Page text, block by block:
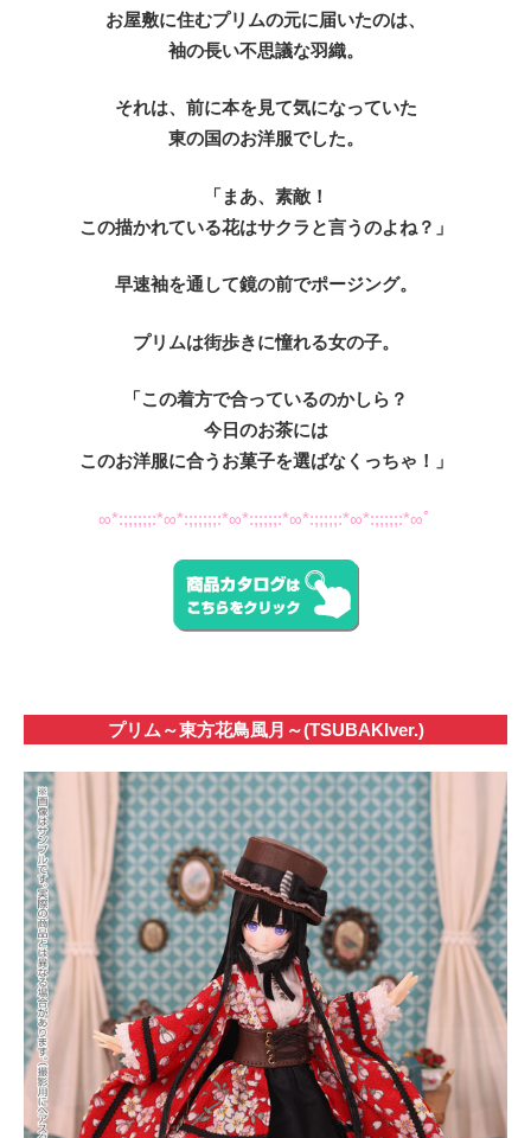
お屋敷に住むプリムの元に届いたのは、
袖の長い不思議な羽織。
それは、前に本を見て気になっていた
東の国のお洋服でした。
「まあ、素敵！
この描かれている花はサクラと言うのよね？」
早速袖を通して鏡の前でポージング。
プリムは街歩きに憧れる女の子。
「この着方で合っているのかしら？
今日のお茶には
このお洋服に合うお菓子を選ばなくっちゃ！」
∞*:;;;;;;:*∞*:;;;;;;:*∞*:;;;;;:*∞*:;;;;;:*∞*:;;;;;:*∞ﾟ
プリム～東方花鳥風月～(TSUBAKIver.)